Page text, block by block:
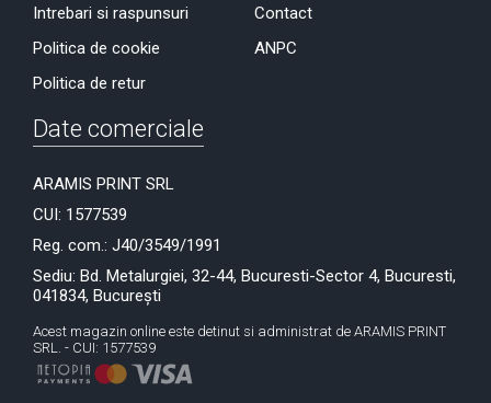
Intrebari si raspunsuri
Politica de cookie
Politica de retur
Contact
ANPC
Date comerciale
ARAMIS PRINT SRL
CUI: 1577539
Reg. com.: J40/3549/1991
Sediu: Bd. Metalurgiei, 32-44, Bucuresti-Sector 4, Bucuresti,
041834, București
Acest magazin online este detinut si administrat de ARAMIS PRINT
SRL. - CUI: 1577539